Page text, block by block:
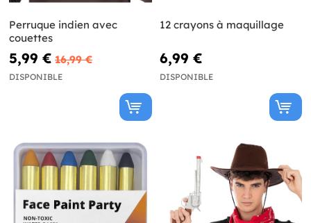
Perruque indien avec
couettes
5,99 € 16,99 €
DISPONIBLE
12 crayons à maquillage
6,99 €
DISPONIBLE